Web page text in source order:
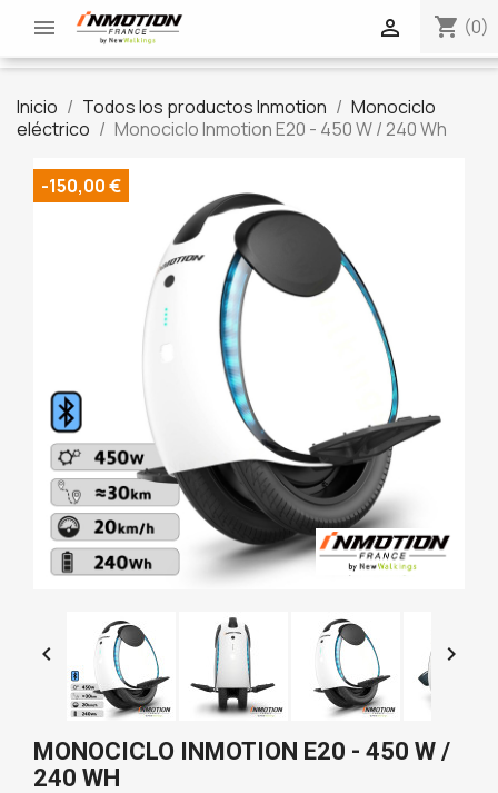
 shopping_cart (0)

Inicio Todos los productos Inmotion
Monociclo
eléctrico
Monociclo Inmotion E20 - 450 W / 240 Wh
-150,00 €
 
MONOCICLO INMOTION E20 - 450 W /
240 WH